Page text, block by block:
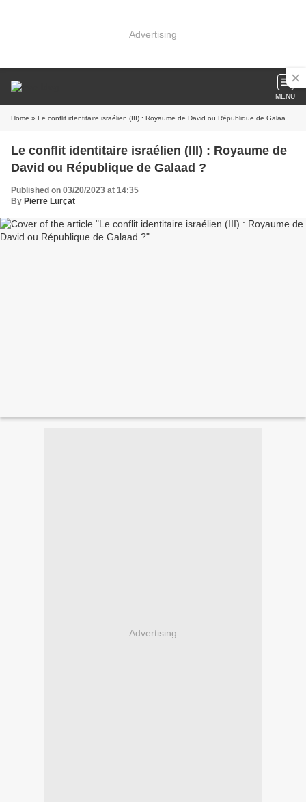
Advertising
MENU
Home » Le conflit identitaire israélien (III) : Royaume de David ou République de Galaad ?
Le conflit identitaire israélien (III) : Royaume de
David ou République de Galaad ?
Published on 03/20/2023 at 14:35
By Pierre Lurçat
Advertising